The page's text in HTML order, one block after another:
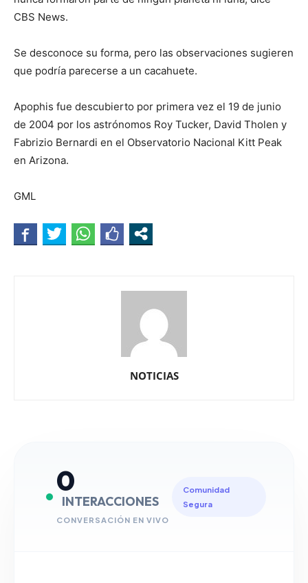
CBS News.
Se desconoce su forma, pero las observaciones sugieren
que podría parecerse a un cacahuete.
Apophis fue descubierto por primera vez el 19 de junio
de 2004 por los astrónomos Roy Tucker, David Tholen y
Fabrizio Bernardi en el Observatorio Nacional Kitt Peak
en Arizona.
GML
NOTICIAS
0
INTERACCIONES
CONVERSACIÓN EN VIVO
Comunidad
Segura